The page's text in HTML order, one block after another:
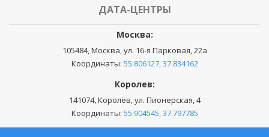
ДАТА-ЦЕНТРЫ
Москва:
105484, Москва, ул. 16-я Парковая, 22а
Координаты: 55.806127, 37.834162
Королев:
141074, Королёв, ул. Пионерская, 4
Координаты: 55.904545, 37.797785